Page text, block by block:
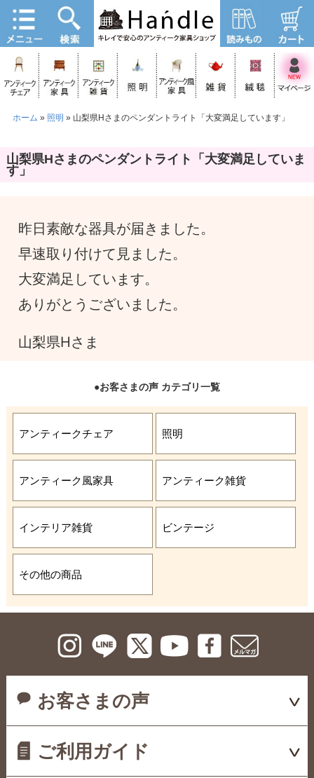
ホーム » 照明 » 山梨県Hさまのペンダントライト「大変満足しています」
山梨県Hさまのペンダントライト「大変満足していま
す」
昨日素敵な器具が届きました。
早速取り付けて見ました。
大変満足しています。
ありがとうございました。
山梨県Hさま
●お客さまの声 カテゴリ一覧
アンティークチェア 照明
アンティーク風家具 アンティーク雑貨
インテリア雑貨 ビンテージ
その他の商品
お客さまの声
ご利用ガイド